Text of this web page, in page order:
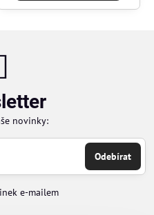
novinky:
Odebírat
e-mailem